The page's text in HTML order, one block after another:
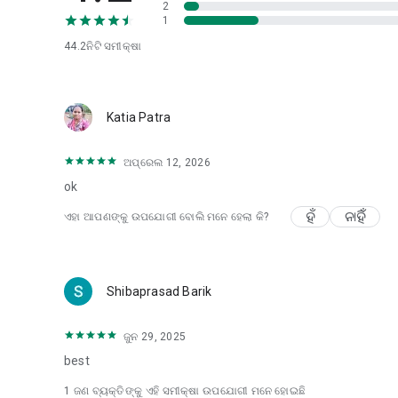
44.2ନିଟି ସମୀକ୍ଷା
2
1
Katia Patra
ଅପ୍ରେଲ 12, 2026
ok
ଏହା ଆପଣଙ୍କୁ ଉପଯୋଗୀ ବୋଲି ମନେ ହେଲା କି? ହଁ ନାହିଁ
Shibaprasad Barik
ଜୁନ 29, 2025
best
1 ଜଣ ବ୍ୟକ୍ତିଙ୍କୁ ଏହି ସମୀକ୍ଷା ଉପଯୋଗୀ ମନେ ହୋଇଛି